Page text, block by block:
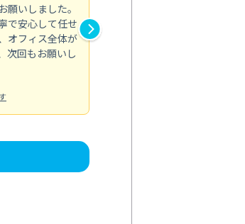
いしました。
で安心して任せ
オフィス全体が
次回もお願いし